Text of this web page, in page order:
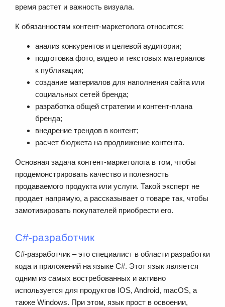
время растет и важность визуала.
К обязанностям контент-маркетолога относится:
анализ конкурентов и целевой аудитории;
подготовка фото, видео и текстовых материалов
к публикации;
создание материалов для наполнения сайта или
социальных сетей бренда;
разработка общей стратегии и контент-плана
бренда;
внедрение трендов в контент;
расчет бюджета на продвижение контента.
Основная задача контент-маркетолога в том, чтобы
продемонстрировать качество и полезность
продаваемого продукта или услуги. Такой эксперт не
продает напрямую, а рассказывает о товаре так, чтобы
замотивировать покупателей приобрести его.
C#-разработчик
C#-разработчик – это специалист в области разработки
кода и приложений на языке C#. Этот язык является
одним из самых востребованных и активно
используется для продуктов IOS, Android, macOS, а
также Windows. При этом, язык прост в освоении,